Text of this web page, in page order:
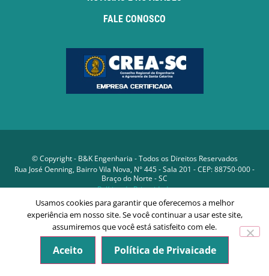
FALE CONOSCO
© Copyright - B&K Engenharia - Todos os Direitos Reservados
Rua José Oenning, Bairro Vila Nova, N° 445 - Sala 201 - CEP: 88750-000 -
Braço do Norte - SC
Política de Privacidade
Desenvolvido por
Usamos cookies para garantir que oferecemos a melhor
experiência em nosso site. Se você continuar a usar este site,
assumiremos que você está satisfeito com ele.
Aceito Política de Privaicade